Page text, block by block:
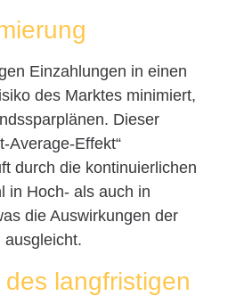
Einzahlungen in einen
des Marktes minimiert,
Dieser
Average-Effekt“
durch die kontinuierlichen
in Hoch- als auch in
die Auswirkungen der
ausgleicht.
langfristigen